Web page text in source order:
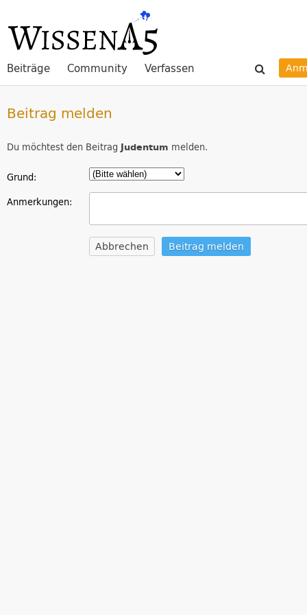
Beiträge Community Verfassen
Beitrag melden
Du möchtest den Beitrag Judentum melden.
Grund:
Anmerkungen:
Abbrechen